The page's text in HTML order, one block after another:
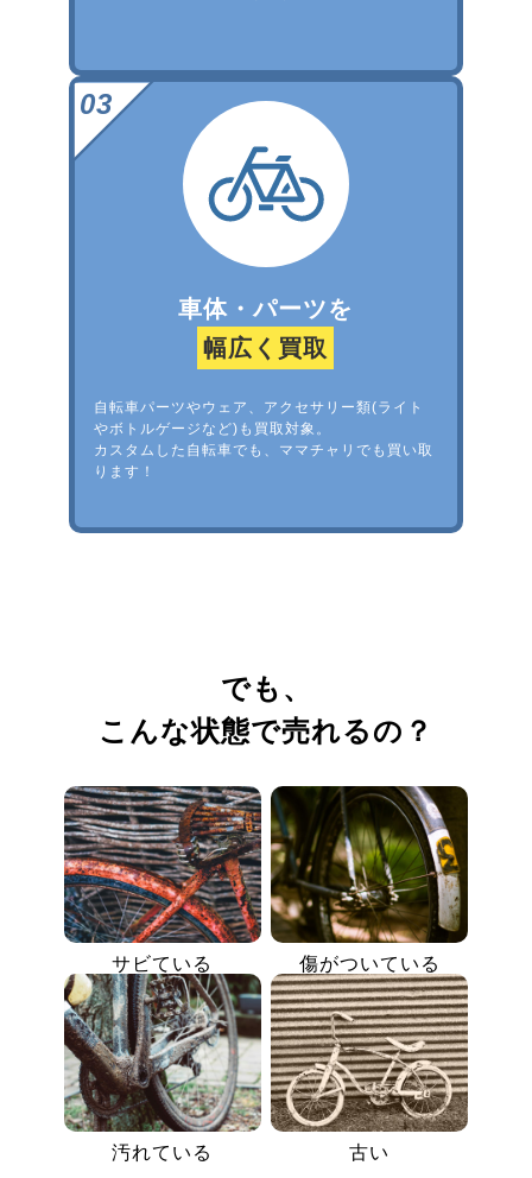
車体・パーツを
幅広く買取
自転車パーツやウェア、アクセサリー類(ライト
やボトルゲージなど)も買取対象。
カスタムした自転車でも、ママチャリでも買い取
ります！
でも、
こんな状態で売れるの？
サビている 傷がついている
汚れている 古い